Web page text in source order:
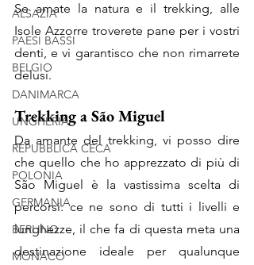
ALSAZIA
PAESI BASSI
BELGIO
DANIMARCA
UNGHERIA
REPUBBLICA CECA
POLONIA
GERMANIA
BERLINO
MONACO
Se amate la natura e il trekking, alle
Isole Azzorre troverete pane per i vostri
denti, e vi garantisco che non rimarrete
delusi.
Trekking a São Miguel
Da amante del trekking, vi posso dire
che quello che ho apprezzato di più di
São Miguel è la vastissima scelta di
percorsi: ce ne sono di tutti i livelli e
lunghezze, il che fa di questa meta una
destinazione ideale per qualunque